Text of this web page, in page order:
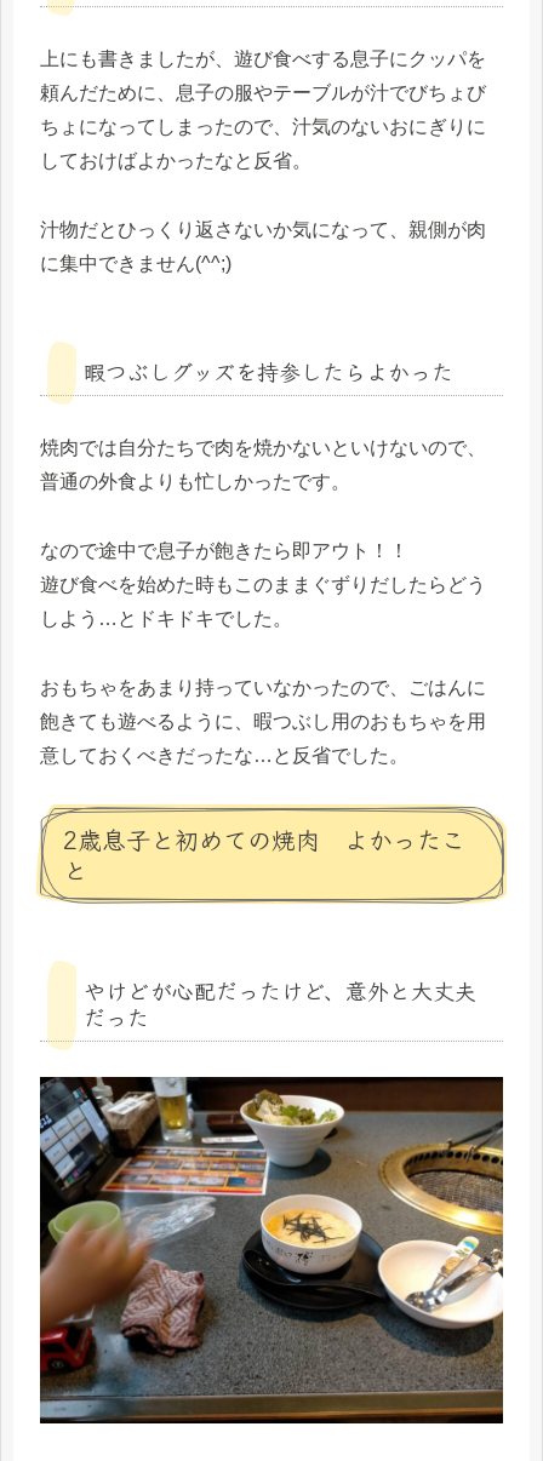
上にも書きましたが、遊び食べする息子にクッパを
頼んだために、息子の服やテーブルが汁でびちょび
ちょになってしまったので、汁気のないおにぎりに
しておけばよかったなと反省。
汁物だとひっくり返さないか気になって、親側が肉
に集中できません(^^;)
暇つぶしグッズを持参したらよかった
焼肉では自分たちで肉を焼かないといけないので、
普通の外食よりも忙しかったです。
なので途中で息子が飽きたら即アウト！！
遊び食べを始めた時もこのままぐずりだしたらどう
しよう…とドキドキでした。
おもちゃをあまり持っていなかったので、ごはんに
飽きても遊べるように、暇つぶし用のおもちゃを用
意しておくべきだったな…と反省でした。
2歳息子と初めての焼肉 よかったこ
と
やけどが心配だったけど、意外と大丈夫
だった